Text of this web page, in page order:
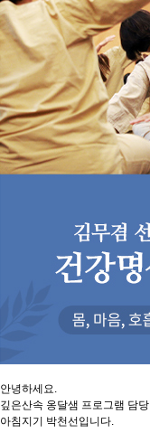
안녕하세요.
깊은산속 옹달샘 프로그램 담당
아침지기 박천선입니다.